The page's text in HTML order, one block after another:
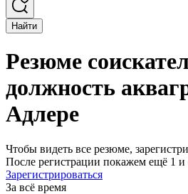
Найти
Резюме
должность
Адлере
Чтобы видеть все резюме,
После регистрации покажем ещё 1 и
Зарегистрироваться
За всё время